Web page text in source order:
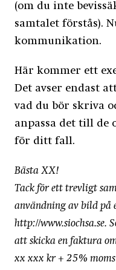
(om du inte
samtalet förstås).
kommunikation.
Här kommer ett
Det avser endast
vad du bör skriva
anpassa det till de
för ditt fall.
Bästa XX!
Tack för ett trevligt
användning av bild på
http://www.siochsa.se.
att skicka en faktura
xx xxx kr + 25%